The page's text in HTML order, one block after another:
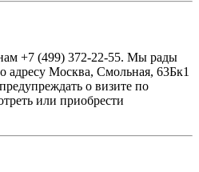
+7 (499) 372-22-55. Мы рады
адресу Москва, Смольная, 63Бк1
о визите по
или приобрести